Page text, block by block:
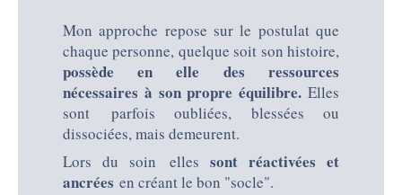
Mon approche repose sur le postulat que
chaque personne, quelque soit son histoire,
possède en elle des ressources
nécessaires à son propre équilibre. Elles
sont parfois oubliées, blessées ou
dissociées, mais demeurent.
Lors du soin elles sont réactivées et
ancrées en créant le bon "socle".